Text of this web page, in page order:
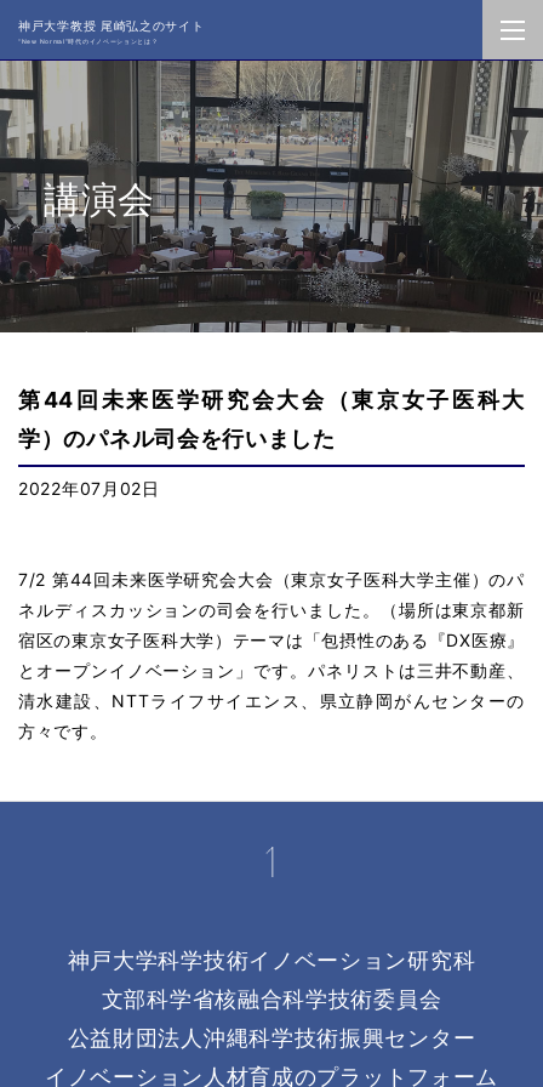
神戸大学教授 尾崎弘之のサイト
“New Normal”時代のイノベーションとは？
講演会
第44回未来医学研究会大会（東京女子医科大
学）のパネル司会を行いました
2022年07月02日
7/2 第44回未来医学研究会大会 （東京女子医科大学主催）のパ
ネルディスカッションの司会を行いました。（場所は東京都新
宿区の東京女子医科大学）テーマは「包摂性のある『DX医療』
とオープンイノベーション」です。パネリストは三井不動産、
清水建設、NTTライフサイエンス、県立静岡がんセンターの
方々です。
神戸大学科学技術イノベーション研究科
文部科学省核融合科学技術委員会
公益財団法人沖縄科学技術振興センター
イノベーション人材育成のプラットフォーム